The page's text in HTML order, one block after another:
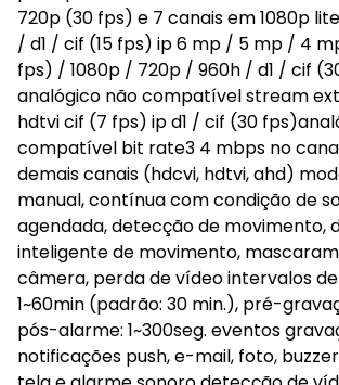
720p (30 fps) e 7 canais em 1080p
/ d1 / cif (15 fps) ip 6 mp / 5 mp / 4
fps) / 1080p / 720p / 960h / d1 / cif
analógico não compatível stream
hdtvi cif (7 fps) ip d1 / cif (30
compatível bit rate3 4 mbps no
demais canais (hdcvi, hdtvi, ahd)
manual, contínua com condição de
agendada, detecção de movimento,
inteligente de movimento,
câmera, perda de vídeo intervalos
1~60min (padrão: 30 min.), pré-
pós-alarme: 1~300seg. eventos
notificações push, e-mail, foto,